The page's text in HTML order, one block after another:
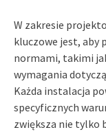
W zakresie
kluczowe jest, aby
normami, takimi
wymagania
Każda instalacja
specyficznych
zwiększa nie tylko